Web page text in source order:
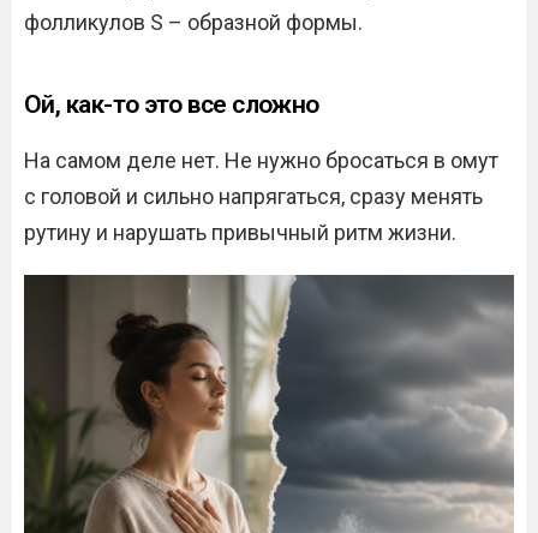
фолликулов S – образной формы.
Ой, как-то это все сложно
На самом деле нет. Не нужно бросаться в омут
с головой и сильно напрягаться, сразу менять
рутину и нарушать привычный ритм жизни.